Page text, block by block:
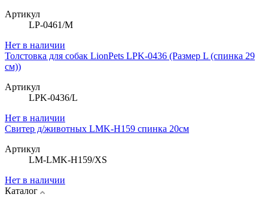
Артикул
LP-0461/M
Нет в наличии
Толстовка для собак LionPets LPK-0436 (Размер L (спинка 29
см))
Артикул
LPK-0436/L
Нет в наличии
Свитер д/животных LMK-H159 спинка 20см
Артикул
LM-LMK-H159/XS
Нет в наличии
Каталог